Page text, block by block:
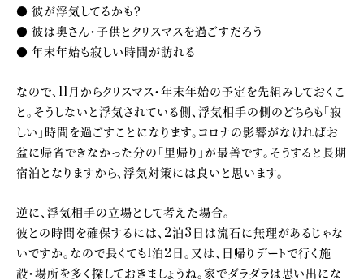
● 彼が浮気してるかも？
● 彼は奥さん・子供とクリスマスを過ごすだろう
● 年末年始も寂しい時間が訪れる
なので、11月からクリスマス・年末年始の予定を先組みしておくこ
と。そうしないと浮気されている側、浮気相手の側のどちらも「寂
しい」時間を過ごすことになります。コロナの影響がなければお
盆に帰省できなかった分の「里帰り」が最善です。そうすると長期
宿泊となりますから、浮気対策には良いと思います。
逆に、浮気相手の立場として考えた場合。
彼との時間を確保するには、2泊3日は流石に無理があるじゃな
いですか。なので長くても1泊2日。又は、日帰りデートで行く施
設・場所を多く探しておきましょうね。家でダラダラは思い出にな